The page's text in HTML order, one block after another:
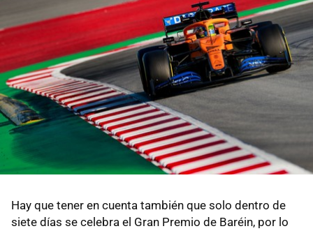
Hay que tener en cuenta también que solo dentro de
siete días se celebra el Gran Premio de Baréin, por lo